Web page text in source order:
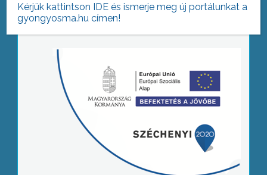
Kérjük kattintson IDE és ismerje meg új portálunkat a
gyongyosma.hu címen!